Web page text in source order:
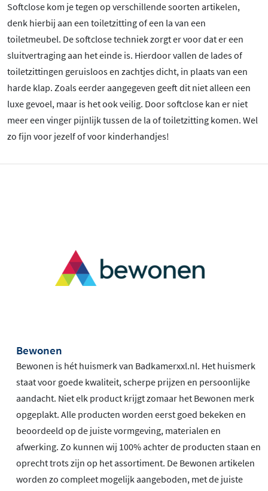
Softclose kom je tegen op verschillende soorten artikelen,
denk hierbij aan een toiletzitting of een la van een
toiletmeubel. De softclose techniek zorgt er voor dat er een
sluitvertraging aan het einde is. Hierdoor vallen de lades of
toiletzittingen geruisloos en zachtjes dicht, in plaats van een
harde klap. Zoals eerder aangegeven geeft dit niet alleen een
luxe gevoel, maar is het ook veilig. Door softclose kan er niet
meer een vinger pijnlijk tussen de la of toiletzitting komen. Wel
zo fijn voor jezelf of voor kinderhandjes!
Bewonen
Bewonen is hét huismerk van Badkamerxxl.nl. Het huismerk
staat voor goede kwaliteit, scherpe prijzen en persoonlijke
aandacht. Niet elk product krijgt zomaar het Bewonen merk
opgeplakt. Alle producten worden eerst goed bekeken en
beoordeeld op de juiste vormgeving, materialen en
afwerking. Zo kunnen wij 100% achter de producten staan en
oprecht trots zijn op het assortiment. De Bewonen artikelen
worden zo compleet mogelijk aangeboden, met de juiste